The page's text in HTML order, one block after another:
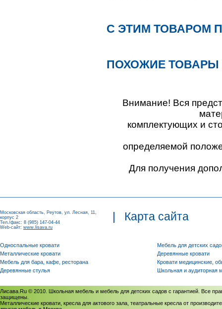
С ЭТИМ ТОВАРОМ
ПОХОЖИЕ ТОВАРЫ
Внимание! Вся
комплектующих и
определяемой
Для получения
Московская область, Реутов, ул. Лесная, 11,
корпус 2
Тел./факс: 8 (985) 147-04-44
Web-сайт: www.lisava.ru
| Карта сайта
Односпальные кровати
Металлические кровати
Мебель для бара, кафе, ресторана
Деревянные стулья
Мебель для детских
Деревянные кровати
Кровати медицинские,
Школьная и аудиторная
Лисава.Ru © 2010. Школьная мебель и мебель для детских садов с гарантией. Все
защищены.
Металлические кровати, кресла для актового зала, театральные кресла от